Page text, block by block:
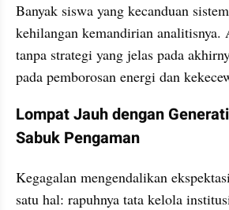
Banyak siswa yang kecanduan
kehilangan kemandirian analitisnya.
tanpa strategi yang jelas pada
pada pemborosan energi dan
Lompat Jauh dengan
Sabuk Pengaman
Kegagalan mengendalikan
satu hal: rapuhnya tata kelola